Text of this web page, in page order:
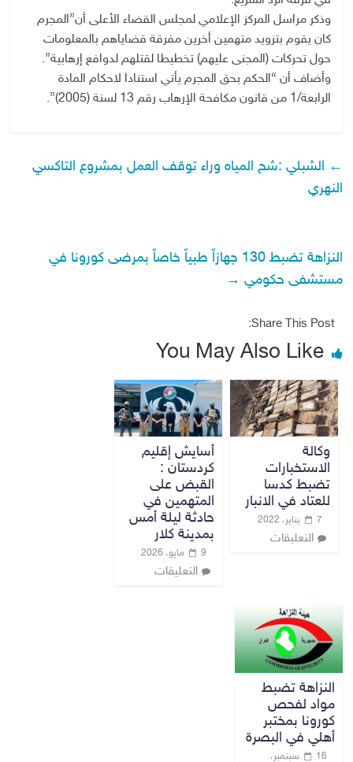
وذكر مراسل المركز الإعلامي لمجلس القضاء الأعلى أن”المجرم
كان يقوم بتزويد متهمين أخرين مفرقة قضاياهم بالمعلومات
حول تحركات (المجنى عليهم) تخطيطا لقتلهم لدوافع إرهابية”.
وأضاف أن “الحكم بحق المجرم يأتي استنادا لاحكام المادة
الرابعة/1 من قانون مكافحة الإرهاب رقم 13 لسنة (2005)”.
← الشبلي :شح المياه وراء توقف العمل بمشروع التاكسي
النهري
النزاهة تضبط 130 جهازاً طبياً خاصاً بمرضى كورونا في
مستشفى حكومي →
Share This Post:
You May Also Like
وكالة
الاستخبارات
تضبط كدسا
للعتاد في الانبار
7 يناير، 2022
التعليقات
أسايش إقليم
كردستان :
القبض على
المتهمين في
حادثة ليلة أمس
بمدينة كلار
9 مايو، 2026
التعليقات
النزاهة تضبط
مواد لفحص
كورونا بمختبر
أهلي في البصرة
16 سبتمبر،